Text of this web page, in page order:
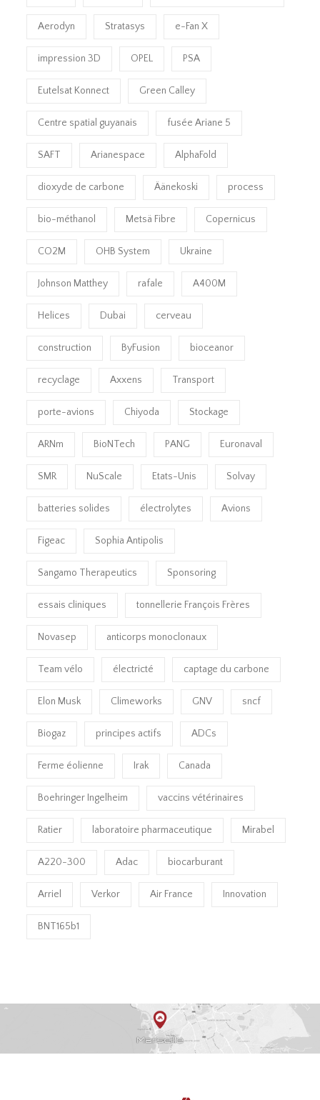
Aerodyn Stratasys e-Fan X
impression 3D OPEL PSA
Eutelsat Konnect Green Calley
Centre spatial guyanais fusée Ariane 5
SAFT Arianespace AlphaFold
dioxyde de carbone Äänekoski process
bio-méthanol Metsä Fibre Copernicus
CO2M OHB System Ukraine
Johnson Matthey rafale A400M
Helices Dubai cerveau
construction ByFusion bioceanor
recyclage Axxens Transport
porte-avions Chiyoda Stockage
ARNm BioNTech PANG Euronaval
SMR NuScale Etats-Unis Solvay
batteries solides électrolytes Avions
Figeac Sophia Antipolis
Sangamo Therapeutics Sponsoring
essais cliniques tonnellerie François Frères
Novasep anticorps monoclonaux
Team vélo électricté captage du carbone
Elon Musk Climeworks GNV sncf
Biogaz principes actifs ADCs
Ferme éolienne Irak Canada
Boehringer Ingelheim vaccins vétérinaires
Ratier laboratoire pharmaceutique Mirabel
A220-300 Adac biocarburant
Arriel Verkor Air France Innovation
BNT165b1